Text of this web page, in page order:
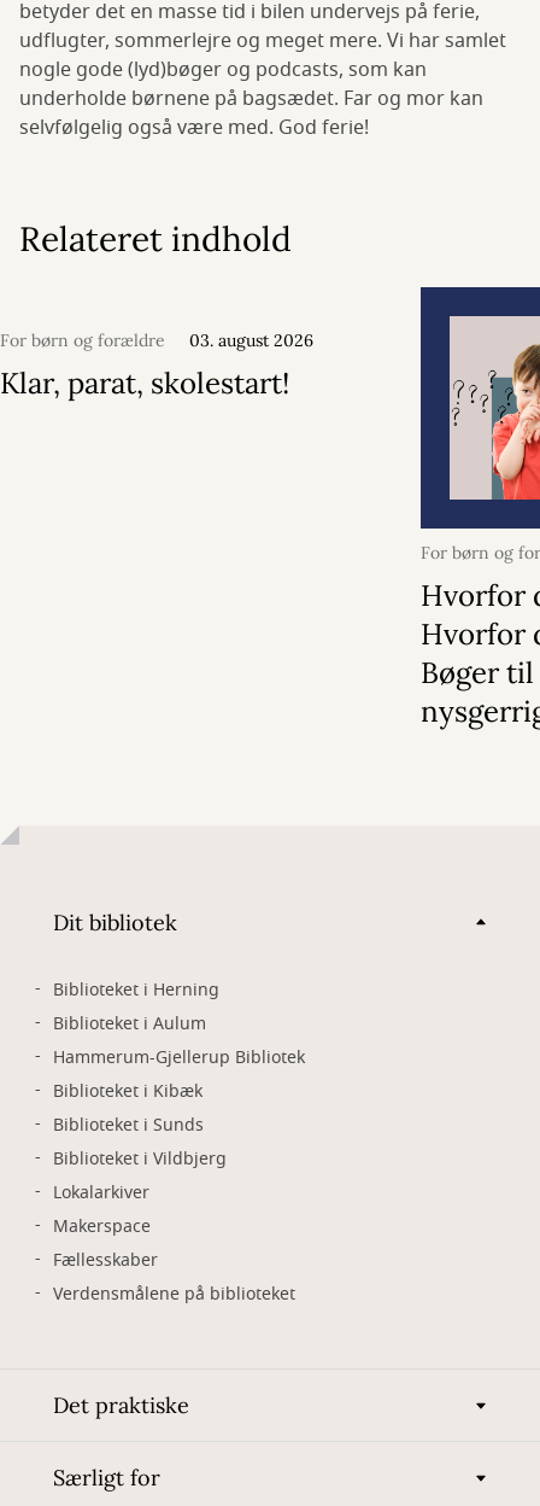
betyder det en masse tid i bilen undervejs på ferie,
udflugter, sommerlejre og meget mere. Vi har samlet
nogle gode (lyd)bøger og podcasts, som kan
underholde børnene på bagsædet. Far og mor kan
selvfølgelig også være med. God ferie!
Relateret indhold
For børn og forældre 03. august 2026
Klar, parat, skolestart!
For børn og
2026
Hvorfor
Hvorfor
Bøger til
Dit bibliotek
Biblioteket i Herning
Biblioteket i Aulum
Hammerum-Gjellerup Bibliotek
Biblioteket i Kibæk
Biblioteket i Sunds
Biblioteket i Vildbjerg
Lokalarkiver
Makerspace
Fællesskaber
Verdensmålene på biblioteket
Det praktiske
Særligt for